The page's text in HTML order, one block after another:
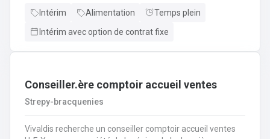
missions : Préparation et cuisson des produits : Vous
baguettes, brioches et autres produits de boulangerie en
de texture et d'apparence. Vous contrôlerez la cuisson et
qualité constante.Gestion des pâtes : Vous superviserez la
utilisation des machines de pétrissage et de
Intérim Alimentation
Temps plein
Intérim avec option de contrat fixe
Conseiller.ère comptoir accueil ventes
Strepy-bracquenies
Vivaldis recherche un conseiller comptoir accueil ventes